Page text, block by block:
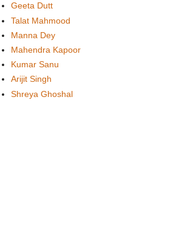
Geeta Dutt
Talat Mahmood
Manna Dey
Mahendra Kapoor
Kumar Sanu
Arijit Singh
Shreya Ghoshal